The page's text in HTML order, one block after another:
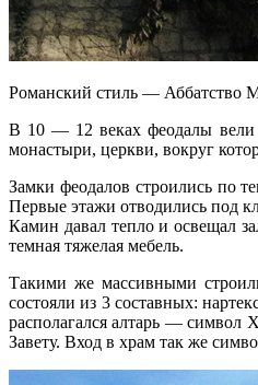
Романский стиль — Аббатство
В 10 — 12 веках феодалы вели
монастыри, церкви, вокруг
Замки феодалов строились по
Первые этажи отводились под
Камин давал тепло и освещал
темная тяжелая мебель.
Такими же массивными
состояли из 3 составных:
располагался алтарь — символ
Завету. Вход в храм так же